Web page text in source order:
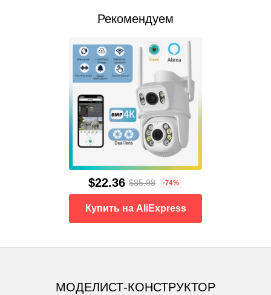
Рекомендуем
$22.36 $85.98 -74%
Купить на AliExpress
МОДЕЛИСТ-КОНСТРУКТОР